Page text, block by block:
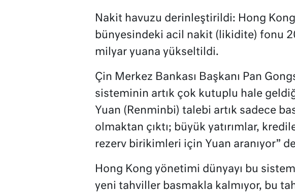
Nakit havuzu derinleştirildi: Hong
bünyesindeki acil nakit (likidite) fonu
milyar yuana yükseltildi.
Çin Merkez Bankası Başkanı Pan
sisteminin artık çok kutuplu hale
Yuan (Renminbi) talebi artık sadece
olmaktan çıktı; büyük yatırımlar,
rezerv birikimleri için Yuan aranıyor”
Hong Kong yönetimi dünyayı bu
yeni tahviller basmakla kalmıyor, bu